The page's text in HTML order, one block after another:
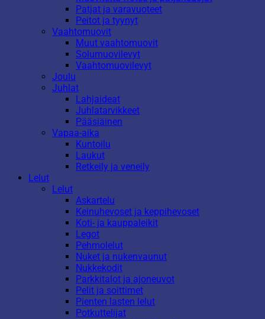
Patjat ja varavuoteet
Peitot ja tyynyt
Vaahtomuovit
Muut vaahtomuovit
Solumuovilevyt
Vaahtomuovilevyt
Joulu
Juhlat
Lahjaideat
Juhlatarvikkeet
Pääsiäinen
Vapaa-aika
Kuntoilu
Laukut
Retkeily ja veneily
Lelut
Lelut
Askartelu
Keinuhevoset ja keppihevoset
Koti- ja kauppaleikit
Legot
Pehmolelut
Nuket ja nukenvaunut
Nukkekodit
Parkkitalot ja ajoneuvot
Pelit ja soittimet
Pienten lasten lelut
Potkuttelijat